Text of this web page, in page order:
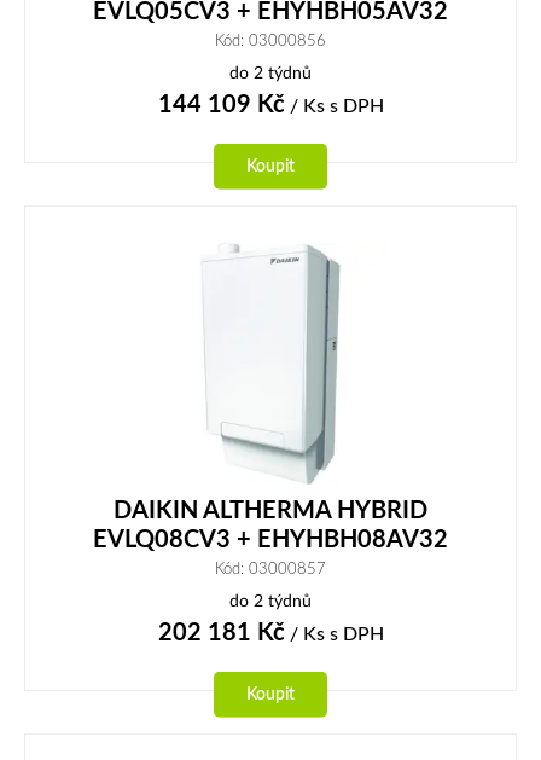
EVLQ05CV3 + EHYHBH05AV32
Kód: 03000856
do 2 týdnů
144 109 Kč/ Ks s DPH
Koupit
DAIKIN ALTHERMA HYBRID
EVLQ08CV3 + EHYHBH08AV32
Kód: 03000857
do 2 týdnů
202 181 Kč/ Ks s DPH
Koupit